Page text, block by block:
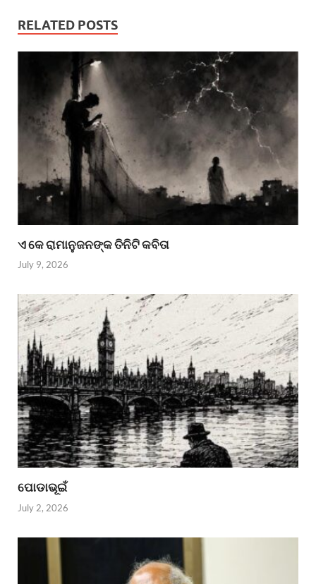
RELATED POSTS
ଏ କେ ରାମାନୁଜନଙ୍କ ତିନିଟି କବିତା
July 9, 2026
ପୋଡାଭୂଇଁ
July 2, 2026